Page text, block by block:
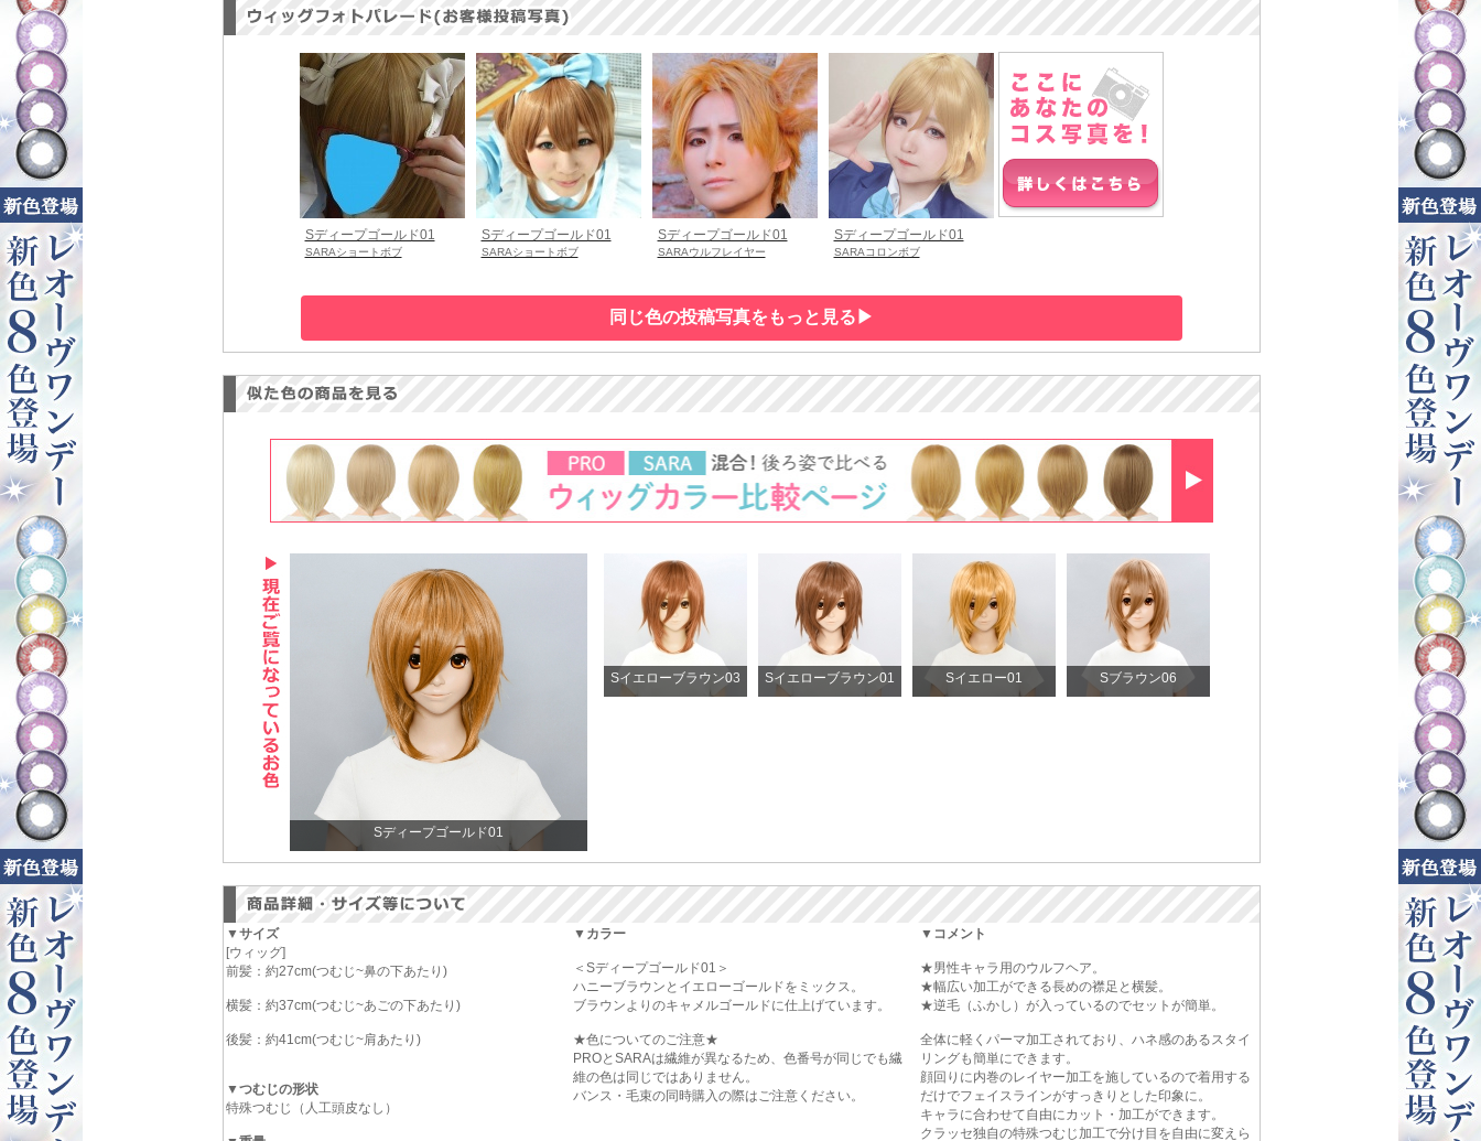
Sディープゴールド01
SARAショートボブ
Sディープゴールド01
SARAショートボブ
Sディープゴールド01
SARAウルフレイヤー
Sディープゴールド01
SARAコロンボブ
Sディープゴールド01
Sイエローブラウン03 Sイエローブラウン01 Sイエロー01 Sブラウン06
▼サイズ
[ウィッグ]
前髪：約27cm(つむじ~鼻の下あたり)
横髪：約37cm(つむじ~あごの下あたり)
後髪：約41cm(つむじ~肩あたり)
▼つむじの形状
特殊つむじ（人工頭皮なし）
▼カラー
＜Sディープゴールド01＞
ハニーブラウンとイエローゴールドをミックス。
ブラウンよりのキャメルゴールドに仕上げています。
★色についてのご注意★
PROとSARAは繊維が異なるため、色番号が同じでも繊
維の色は同じではありません。
バンス・毛束の同時購入の際はご注意ください。
▼コメント
★男性キャラ用のウルフヘア。
★幅広い加工ができる長めの襟足と横髪。
★逆毛（ふかし）が入っているのでセットが簡単。
全体に軽くパーマ加工されており、ハネ感のあるスタイ
リングも簡単にできます。
顔回りに内巻のレイヤー加工を施しているので着用する
だけでフェイスラインがすっきりとした印象に。
キャラに合わせて自由にカット・加工ができます。
クラッセ独自の特殊つむじ加工で分け目を自由に変えら